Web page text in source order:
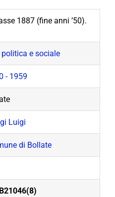
1887 (fine anni ’50).
e sociale
- 1959
Luigi
di Bollate